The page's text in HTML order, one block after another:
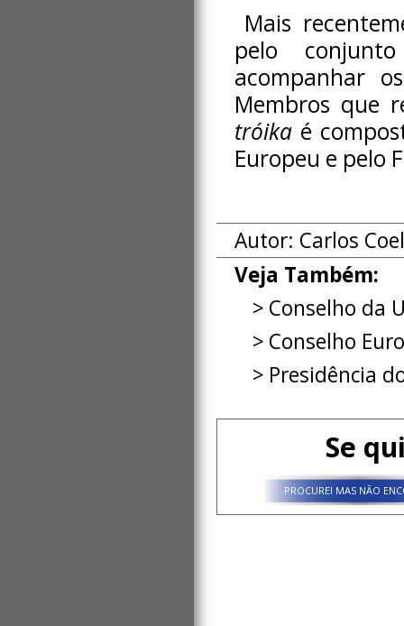
Mais
pelo
acompanhar
Membros que
tróika é
Europeu e pelo
Autor: Carlos
Veja Também:
Conselho da
Conselho
Presidência
Se
PROCUREI MAS NÃO